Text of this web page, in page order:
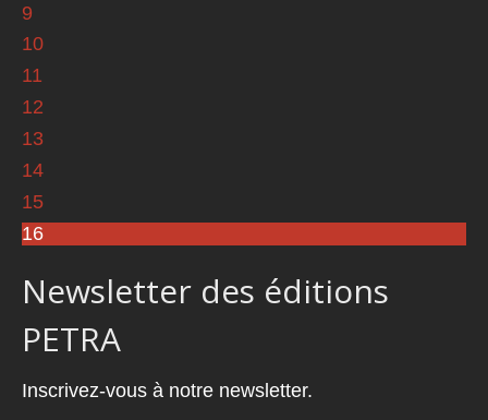
9
10
11
12
13
14
15
16
Newsletter des éditions
PETRA
Inscrivez-vous à notre newsletter.